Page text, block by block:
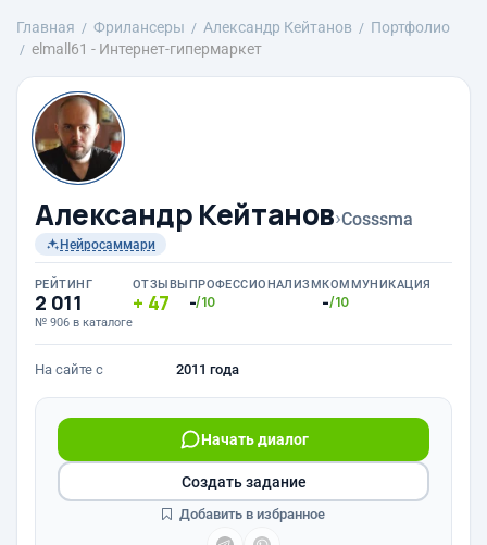
Главная Фрилансеры Александр Кейтанов
Портфолио
elmall61 - Интернет-гипермаркет
Александр Кейтанов›Cosssma
Нейросаммари
РЕЙТИНГ
2 011
№ 906 в каталоге
ОТЗЫВЫ
47
ПРОФЕССИОНАЛИЗМ
-/10
КОММУНИКАЦИЯ
-/10
На сайте с 2011 года
Начать диалог
Создать задание
Добавить в избранное